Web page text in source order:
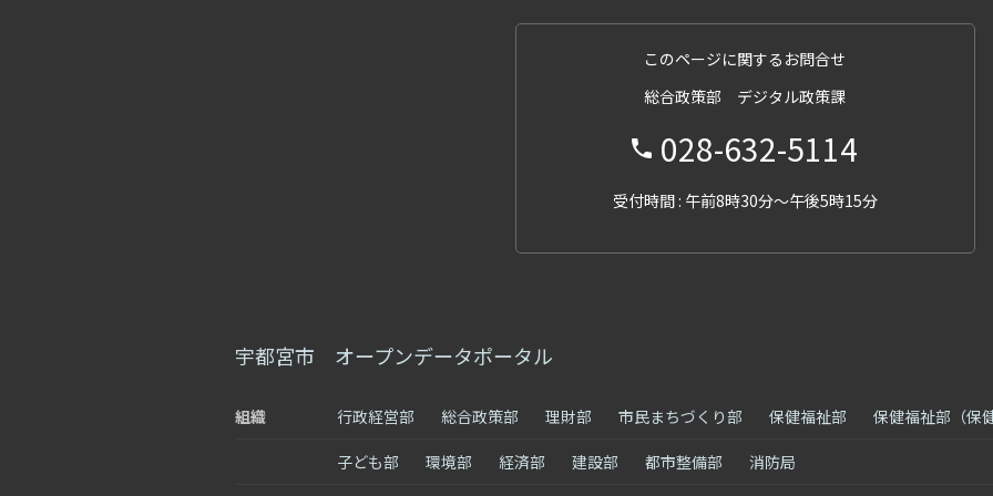
このページに関するお問合せ
総合政策部 デジタル政策課
028-632-5114
受付時間 : 午前8時30分～午後5時15分
宇都宮市 オープンデータポータル
組織 行政経営部 総合政策部 理財部 市民まちづくり部 保健福祉部 保健福祉部（保
子ども部 環境部 経済部 建設部 都市整備部 消防局